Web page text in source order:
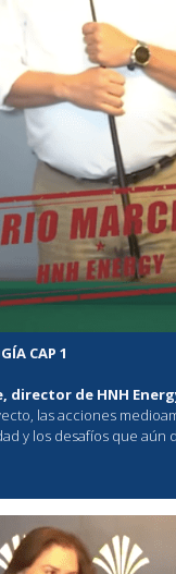
CAP 1
director de HNH
las acciones
y los desafíos que aún